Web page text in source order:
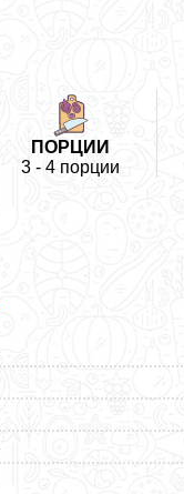
ПОРЦИИ
3 - 4 порции